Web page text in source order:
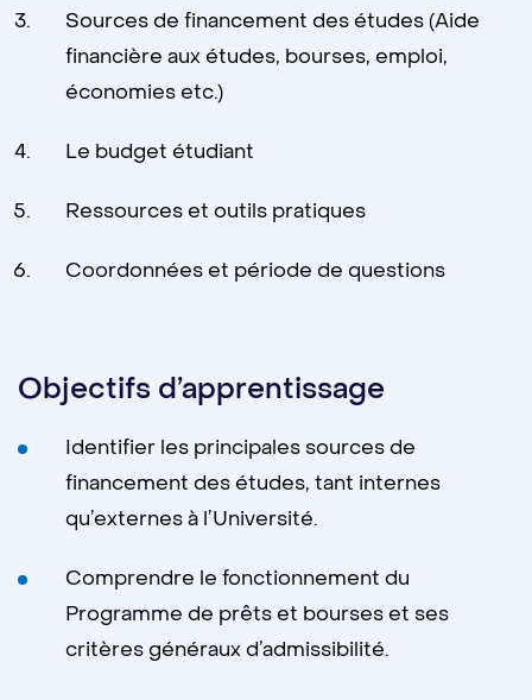
Sources de financement des études (Aide
financière aux études, bourses, emploi,
économies etc.)
Le budget étudiant
Ressources et outils pratiques
Coordonnées et période de questions
Objectifs d’apprentissage
Identifier les principales sources de
financement des études, tant internes
qu’externes à l’Université.
Comprendre le fonctionnement du
Programme de prêts et bourses et ses
critères généraux d’admissibilité.